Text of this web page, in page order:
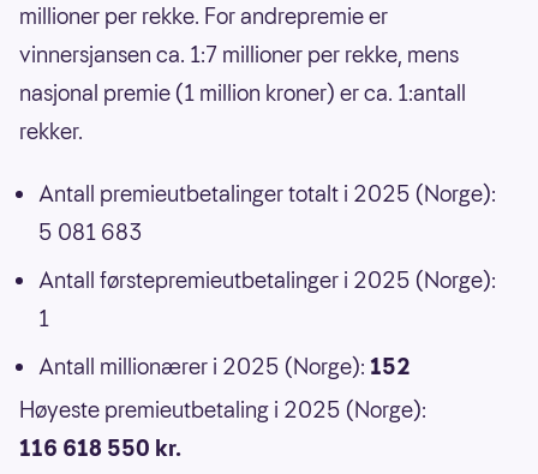
millioner per rekke. For andrepremie er
vinnersjansen ca. 1:7 millioner per rekke, mens
nasjonal premie (1 million kroner) er ca. 1:antall
rekker.
Antall premieutbetalinger totalt i 2025 (Norge):
5 081 683
Antall førstepremieutbetalinger i 2025 (Norge):
1
Antall millionærer i 2025 (Norge): 152
Høyeste premieutbetaling i 2025 (Norge):
116 618 550 kr.